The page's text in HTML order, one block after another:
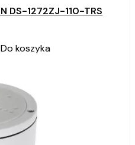
UCHWYT ŚCIENNY HIKVISION DS-1272ZJ-110-TRS
Do koszyka